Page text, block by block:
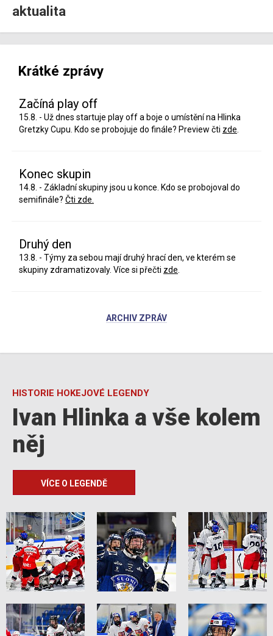
aktualita
Krátké zprávy
Začíná play off
15.8. - Už dnes startuje play off a boje o umístění na Hlinka
Gretzky Cupu. Kdo se probojuje do finále? Preview čti zde.
Konec skupin
14.8. - Základní skupiny jsou u konce. Kdo se probojoval do
semifinále? Čti zde.
Druhý den
13.8. - Týmy za sebou mají druhý hrací den, ve kterém se
skupiny zdramatizovaly. Více si přečti zde.
ARCHIV ZPRÁV
HISTORIE HOKEJOVÉ LEGENDY
Ivan Hlinka a vše kolem
něj
VÍCE O LEGENDĚ